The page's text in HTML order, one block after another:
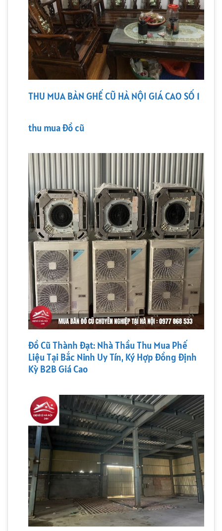
THU MUA BÀN GHẾ CŨ HÀ NỘI GIÁ CAO SỐ 1
thu mua đồ cũ
Đồ Cũ Thành Đạt: Nhà Thầu Thu Mua Phế
Liệu Tại Bắc Ninh Uy Tín, Ký Hợp Đồng Định
Kỳ B2B Giá Cao